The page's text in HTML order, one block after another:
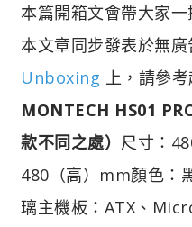
本篇開箱文會帶大家一
本文章同步發表於無
Unboxing 上，請參
MONTECH HS01
款不同之處） 尺寸：
480（高）mm顏色：
璃主機板：ATX、